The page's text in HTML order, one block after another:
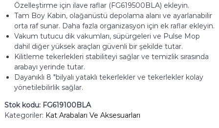
Özelleştirme için ilave raflar (FG619500BLA) ekleyin.
Tam Boy Kabin, olağanüstü depolama alanı ve ayarlanabilir
orta raf sunar. Daha fazla organizasyon için ek raflar ekleyin.
Vakum tutucu dik vakumları, süpürgeleri ve Pulse Mop
dahil diğer yüksek araçları güvenli bir şekilde tutar.
Kilitleme tekerlekleri stabiliteyi sağlar ve temizlik sırasında
arabayı yerinde tutar.
Dayanıklı 8 "bilyalı yataklı tekerlekler ve tekerlekler kolay
yönetilebilirlik sağlar.
Stok kodu: FG619100BLA
Kategoriler: Kat Arabaları Ve Aksesuarları